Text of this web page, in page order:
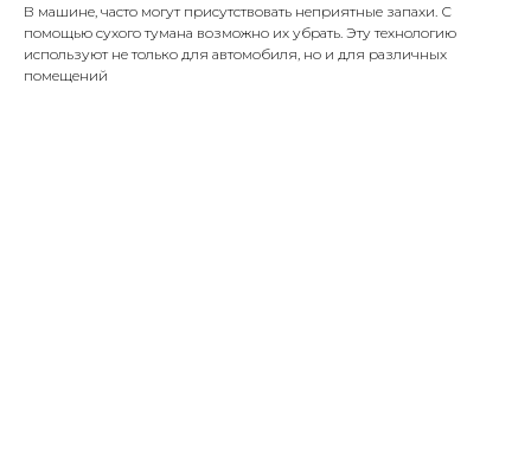
В машине, часто могут присутствовать неприятные запахи. С
помощью сухого тумана возможно их убрать. Эту технологию
используют не только для автомобиля, но и для различных
помещений